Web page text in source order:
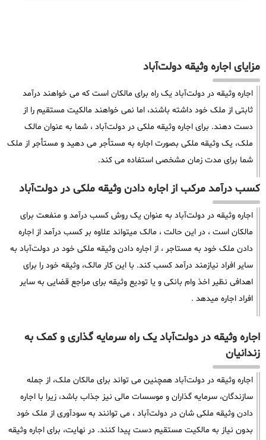
مزایای اجاره وثیقه دولت‌آباد
اجاره وثیقه در دولت‌آباد یک راه برای مالکان است که می خواهند درآمد
ثابتی از ملک خود داشته باشند، اما نمی خواهند مالکیت مستقیم را از
دست دهند. برای اجاره وثیقه ملکی در دولت‌آباد ، شما به عنوان مالک
ملک، یک وثیقه ملکی بصورت اجاره به مستأجر می دهید و مستأجر از ملک
شما برای مدت زمان مشخصی استفاده می کند.
کسب درآمد مرکب از اجاره دادن وثیقه ملکی در دولت‌آباد
اجاره وثیقه در دولت‌آباد به عنوان یک روش کسب درآمد و منفعت برای
مالکان است ، در این حالت ، مالک میتواند علاوه بر کسب درآمد از اجاره
دادن ملک خود به مستاجر ، از اجاره دادن وثیقه ملکی خود در دولت‌آباد به
سایر افراد نیازمند درآمد کسب کند. با این کار مالک، وثیقه خود را برای
اهدافی نظیر اخذ وام بانکی و یا تودیع وثیقه برای مراجع قضایی به سایر
افراد اجاره میدهد .
اجاره وثیقه در دولت‌آباد یک راه سرمایه گذاری و کمک به
زندانیان
اجاره وثیقه در دولت‌آباد همچنین می تواند برای مالکان ملک، از جمله
سازندگان، سرمایه گذاران و موسسات مالی نیز جذاب باشد، زیرا با اجاره
دادن وثیقه ملکی شان در دولت‌آباد ، می توانند به سودآوری از ملک خود
بدون نیاز به مالکیت مستقیم دست پیدا کنند. در نهایت، برای اجاره وثیقه